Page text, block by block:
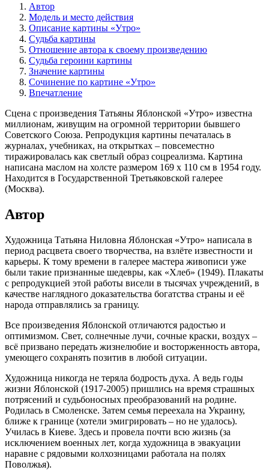
Автор
Модель и место действия
Описание картины «Утро»
Судьба картины
Отношение автора к своему произведению
Судьба героини картины
Значение картины
Сочинение по картине «Утро»
Впечатление
Сцена с произведения Татьяны Яблонской «Утро» известна
миллионам, живущим на огромной территории бывшего
Советского Союза. Репродукция картины печаталась в
журналах, учебниках, на открытках – повсеместно
тиражировалась как светлый образ соцреализма. Картина
написана маслом на холсте размером 169 х 110 см в 1954 году.
Находится в Государственной Третьяковской галерее
(Москва).
Автор
Художница Татьяна Ниловна Яблонская «Утро» написала в
период расцвета своего творчества, на взлёте известности и
карьеры. К тому времени в галерее мастера живописи уже
были такие признанные шедевры, как «Хлеб» (1949). Плакаты
с репродукцией этой работы висели в тысячах учреждений, в
качестве наглядного доказательства богатства страны и её
народа отправлялись за границу.
Все произведения Яблонской отличаются радостью и
оптимизмом. Свет, солнечные лучи, сочные краски, воздух –
всё призвано передать жизнелюбие и восторженность автора,
умеющего сохранять позитив в любой ситуации.
Художница никогда не теряла бодрость духа. А ведь годы
жизни Яблонской (1917-2005) пришлись на время страшных
потрясений и судьбоносных преобразований на родине.
Родилась в Смоленске. Затем семья переехала на Украину,
ближе к границе (хотели эмигрировать – но не удалось).
Училась в Киеве. Здесь и провела почти всю жизнь (за
исключением военных лет, когда художница в эвакуации
наравне с рядовыми колхозницами работала на полях
Поволжья).